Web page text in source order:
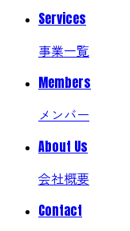
Services
事業一覧
Members
メンバー
About Us
会社概要
Contact